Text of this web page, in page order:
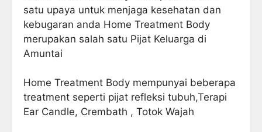
satu upaya untuk menjaga kesehatan dan
kebugaran anda Home Treatment Body
merupakan salah satu Pijat Keluarga di
Amuntai
Home Treatment Body mempunyai beberapa
treatment seperti pijat refleksi tubuh,Terapi
Ear Candle, Crembath , Totok Wajah